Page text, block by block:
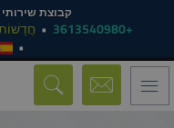
קבוצת
+3613540980
Toggle
navigation